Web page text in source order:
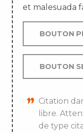
et malesuada
BOUTON
BOUTON
Citation
libre.
de type